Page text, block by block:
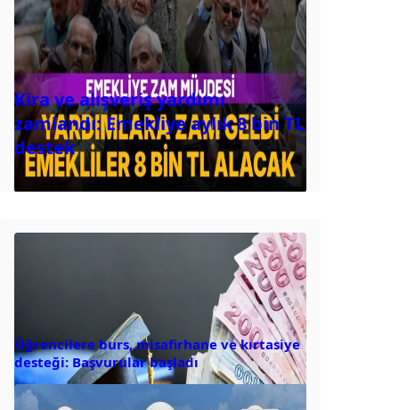
Kira ve alışveriş yardımı
zamlandı: Emekliye aylık 8 bin TL
destek
Öğrencilere burs, misafirhane ve kırtasiye
desteği: Başvurular başladı